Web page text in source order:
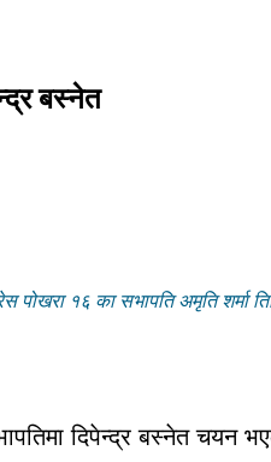
बस्नेत
पोखरा १६ का सभापति अमृति शर्मा
दिपेन्द्र बस्नेत